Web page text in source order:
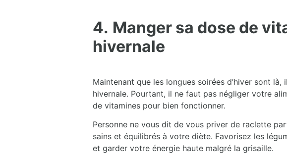
4. Manger sa dose de
hivernale
Maintenant que les longues soirées d’hiver sont
hivernale. Pourtant, il ne faut pas négliger votre
de vitamines pour bien fonctionner.
Personne ne vous dit de vous priver de raclette
sains et équilibrés à votre diète. Favorisez les
et garder votre énergie haute malgré la grisaille.